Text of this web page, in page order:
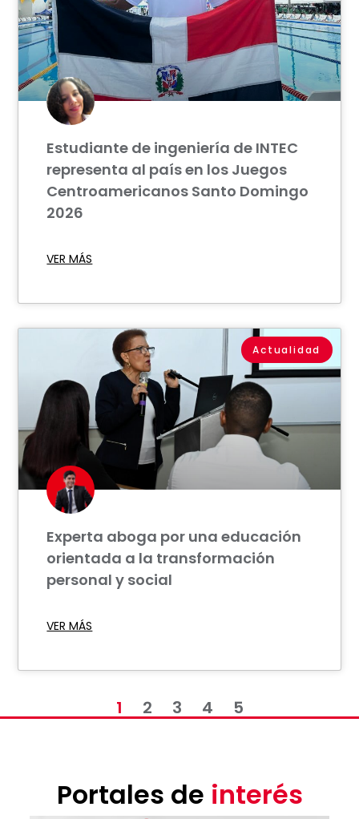
Estudiante de ingeniería de INTEC
representa al país en los Juegos
Centroamericanos Santo Domingo
2026
VER MÁS
Actualidad
Experta aboga por una educación
orientada a la transformación
personal y social
VER MÁS
1 2 3 4 5
Portales de interés